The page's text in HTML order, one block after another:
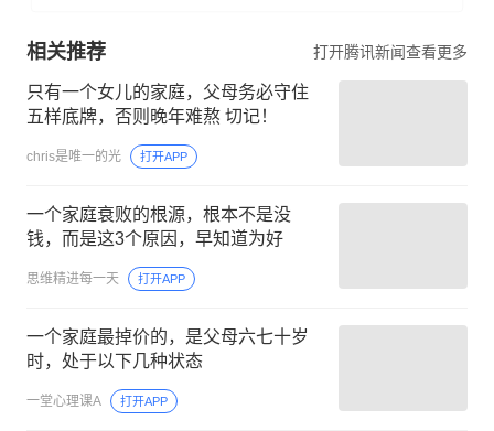
相关推荐 打开腾讯新闻查看更多
只有一个女儿的家庭，父母务必守住
五样底牌，否则晚年难熬 切记！
chris是唯一的光 打开APP
一个家庭衰败的根源，根本不是没
钱，而是这3个原因，早知道为好
思维精进每一天 打开APP
一个家庭最掉价的，是父母六七十岁
时，处于以下几种状态
一堂心理课A 打开APP